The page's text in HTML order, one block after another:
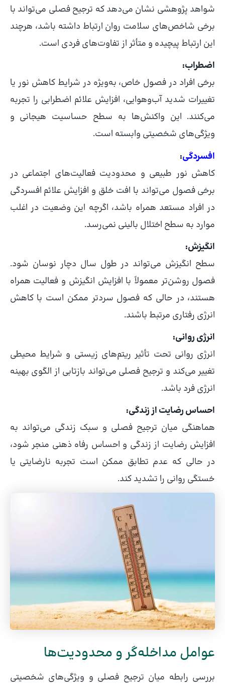
شواهد پژوهشی نشان می‌دهد که ترجیح فصلی می‌تواند با
برخی شاخص‌های سلامت روان ارتباط داشته باشد، هرچند
این ارتباط پیچیده و متأثر از تفاوت‌های فردی است.
اضطراب:
برخی افراد در فصول خاص، به‌ویژه در شرایط کاهش نور یا
تغییرات شدید آب‌وهوایی، افزایش علائم اضطرابی را تجربه
می‌کنند. این واکنش‌ها به سطح حساسیت هیجانی و
ویژگی‌های شخصیتی وابسته است.
افسردگی:
کاهش نور طبیعی و محدودیت فعالیت‌های اجتماعی در
برخی فصول می‌تواند با افت خلق و افزایش علائم افسردگی
در افراد مستعد همراه باشد، اگرچه این وضعیت در اغلب
موارد به سطح اختلال بالینی نمی‌رسد.
انگیزش:
سطح انگیزش می‌تواند در طول سال دچار نوسان شود.
فصول روشن‌تر معمولاً با افزایش انگیزش و فعالیت همراه
هستند، در حالی که فصول سردتر ممکن است با کاهش
انرژی رفتاری مرتبط باشند.
انرژی روانی:
انرژی روانی تحت تأثیر ریتم‌های زیستی و شرایط محیطی
تغییر می‌کند و ترجیح فصلی می‌تواند بازتابی از الگوی بهینه
انرژی فرد باشد.
احساس رضایت از زندگی:
هماهنگی میان ترجیح فصلی و سبک زندگی می‌تواند به
افزایش رضایت از زندگی و احساس رفاه ذهنی منجر شود،
در حالی که عدم تطابق ممکن است تجربه نارضایتی یا
خستگی روانی را تشدید کند.
عوامل مداخله‌گر و محدودیت‌ها
بررسی رابطه میان ترجیح فصلی و ویژگی‌های شخصیتی